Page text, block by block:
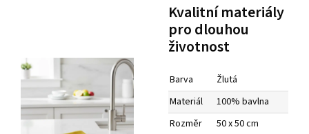
Kvalitní materiály
pro dlouhou
životnost
Barva
Žlutá
Materiál
100% bavlna
Rozměr
50 x 50 cm